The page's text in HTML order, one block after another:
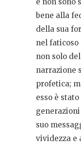
e non sono
bene alla
della sua
nel
non solo
narrazione
profetica;
esso è
suo
vividezza e